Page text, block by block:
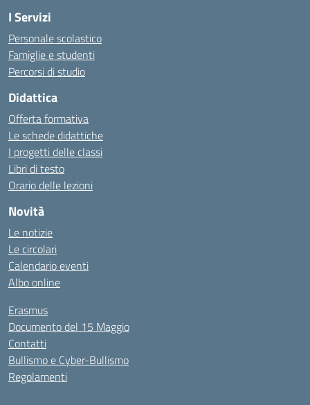
I Servizi
Personale scolastico
Famiglie e studenti
Percorsi di studio
Didattica
Offerta formativa
Le schede didattiche
I progetti delle classi
Libri di testo
Orario delle lezioni
Novità
Le notizie
Le circolari
Calendario eventi
Albo online
Erasmus
Documento del 15 Maggio
Contatti
Bullismo e Cyber-Bullismo
Regolamenti